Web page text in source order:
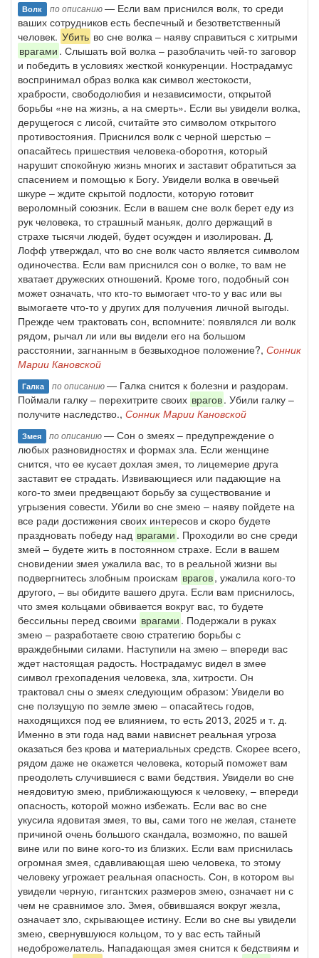
Волк по описанию— Если вам приснился волк, то среди
ваших сотрудников есть беспечный и безответственный
человек. Убить во сне волка – наяву справиться с хитрыми
врагами . Слышать вой волка – разоблачить чей-то заговор
и победить в условиях жесткой конкуренции. Нострадамус
воспринимал образ волка как символ жестокости,
храбрости, свободолюбия и независимости, открытой
борьбы «не на жизнь, а на смерть». Если вы увидели волка,
дерущегося с лисой, считайте это символом открытого
противостояния. Приснился волк с черной шерстью –
опасайтесь пришествия человека-оборотня, который
нарушит спокойную жизнь многих и заставит обратиться за
спасением и помощью к Богу. Увидели волка в овечьей
шкуре – ждите скрытой подлости, которую готовит
вероломный союзник. Если в вашем сне волк берет еду из
рук человека, то страшный маньяк, долго держащий в
страхе тысячи людей, будет осужден и изолирован. Д.
Лофф утверждал, что во сне волк часто является символом
одиночества. Если вам приснился сон о волке, то вам не
хватает дружеских отношений. Кроме того, подобный сон
может означать, что кто-то вымогает что-то у вас или вы
вымогаете что-то у других для получения личной выгоды.
Прежде чем трактовать сон, вспомните: появлялся ли волк
рядом, рычал ли или вы видели его на большом
расстоянии, загнанным в безвыходное положение?, Сонник
Марии Кановской
Галка по описанию— Галка снится к болезни и раздорам.
Поймали галку – перехитрите своих врагов. Убили галку –
получите наследство., Сонник Марии Кановской
Змея по описанию— Сон о змеях – предупреждение о
любых разновидностях и формах зла. Если женщине
снится, что ее кусает дохлая змея, то лицемерие друга
заставит ее страдать. Извивающиеся или падающие на
кого-то змеи предвещают борьбу за существование и
угрызения совести. Убили во сне змею – наяву пойдете на
все ради достижения своих интересов и скоро будете
праздновать победу над врагами . Проходили во сне среди
змей – будете жить в постоянном страхе. Если в вашем
сновидении змея ужалила вас, то в реальной жизни вы
подвергнитесь злобным проискам врагов, ужалила кого-то
другого, – вы обидите вашего друга. Если вам приснилось,
что змея кольцами обвивается вокруг вас, то будете
бессильны перед своими врагами . Подержали в руках
змею – разработаете свою стратегию борьбы с
враждебными силами. Наступили на змею – впереди вас
ждет настоящая радость. Нострадамус видел в змее
символ грехопадения человека, зла, хитрости. Он
трактовал сны о змеях следующим образом: Увидели во
сне ползущую по земле змею – опасайтесь годов,
находящихся под ее влиянием, то есть 2013, 2025 и т. д.
Именно в эти года над вами нависнет реальная угроза
оказаться без крова и материальных средств. Скорее всего,
рядом даже не окажется человека, который поможет вам
преодолеть случившиеся с вами бедствия. Увидели во сне
неядовитую змею, приближающуюся к человеку, – впереди
опасность, которой можно избежать. Если вас во сне
укусила ядовитая змея, то вы, сами того не желая, станете
причиной очень большого скандала, возможно, по вашей
вине или по вине кого-то из близких. Если вам приснилась
огромная змея, сдавливающая шею человека, то этому
человеку угрожает реальная опасность. Сон, в котором вы
увидели черную, гигантских размеров змею, означает ни с
чем не сравнимое зло. Змея, обвившаяся вокруг жезла,
означает зло, скрывающее истину. Если во сне вы увидели
змею, свернувшуюся кольцом, то у вас есть тайный
недоброжелатель. Нападающая змея снится к бедствиям и